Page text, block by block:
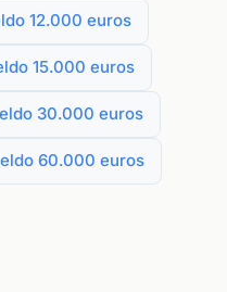
12.000 euros
15.000 euros
30.000 euros
60.000 euros